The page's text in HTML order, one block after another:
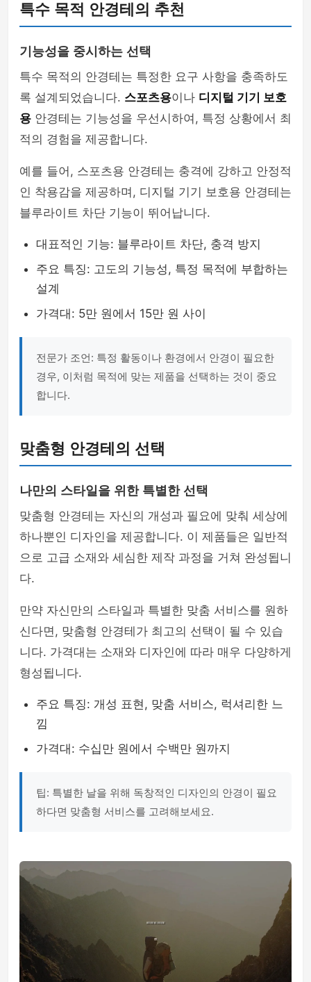
특수 목적 안경테의 추천
기능성을 중시하는 선택
특수 목적의 안경테는 특정한 요구 사항을 충족하도
록 설계되었습니다. 스포츠용이나 디지털 기기 보호
용 안경테는 기능성을 우선시하여, 특정 상황에서 최
적의 경험을 제공합니다.
예를 들어, 스포츠용 안경테는 충격에 강하고 안정적
인 착용감을 제공하며, 디지털 기기 보호용 안경테는
블루라이트 차단 기능이 뛰어납니다.
대표적인 기능: 블루라이트 차단, 충격 방지
주요 특징: 고도의 기능성, 특정 목적에 부합하는
설계
가격대: 5만 원에서 15만 원 사이
전문가 조언: 특정 활동이나 환경에서 안경이 필요한
경우, 이처럼 목적에 맞는 제품을 선택하는 것이 중요
합니다.
맞춤형 안경테의 선택
나만의 스타일을 위한 특별한 선택
맞춤형 안경테는 자신의 개성과 필요에 맞춰 세상에
하나뿐인 디자인을 제공합니다. 이 제품들은 일반적
으로 고급 소재와 세심한 제작 과정을 거쳐 완성됩니
다.
만약 자신만의 스타일과 특별한 맞춤 서비스를 원하
신다면, 맞춤형 안경테가 최고의 선택이 될 수 있습
니다. 가격대는 소재와 디자인에 따라 매우 다양하게
형성됩니다.
주요 특징: 개성 표현, 맞춤 서비스, 럭셔리한 느
낌
가격대: 수십만 원에서 수백만 원까지
팁: 특별한 날을 위해 독창적인 디자인의 안경이 필요
하다면 맞춤형 서비스를 고려해보세요.